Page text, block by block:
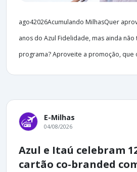
ago42026Acumulando MilhasQuer
anos do Azul Fidelidade, mas ainda
programa? Aproveite a promoção, que
E-Milhas
04/08/2026
Azul e Itaú celebram
cartão co-branded